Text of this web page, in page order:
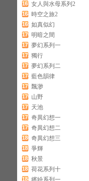
167 女人與水母系列2
168 時空之旅2
169 如真似幻
170 明暗之間
171 夢幻系列一
172 獨行
173 夢幻系列二
174 藍色韻律
175 飄渺
176 山野
177 天池
178 奇異幻想一
179 奇異幻想二
180 奇異幻想三
181 爭輝
182 秋景
183 荷花系列十
184 繽紛系列一